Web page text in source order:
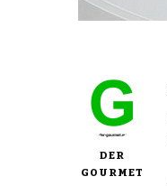
DER
GOURMET